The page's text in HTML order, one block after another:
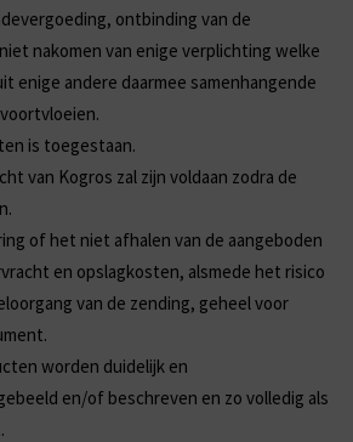
ontbinding van de
nakomen van enige verplichting welke
enige andere daarmee samenhangende
is toegestaan.
van Kogros zal zijn voldaan zodra de
of het niet afhalen van de aangeboden
en opslagkosten, alsmede het risico
van de zending, geheel voor
worden duidelijk en
en/of beschreven en zo volledig als